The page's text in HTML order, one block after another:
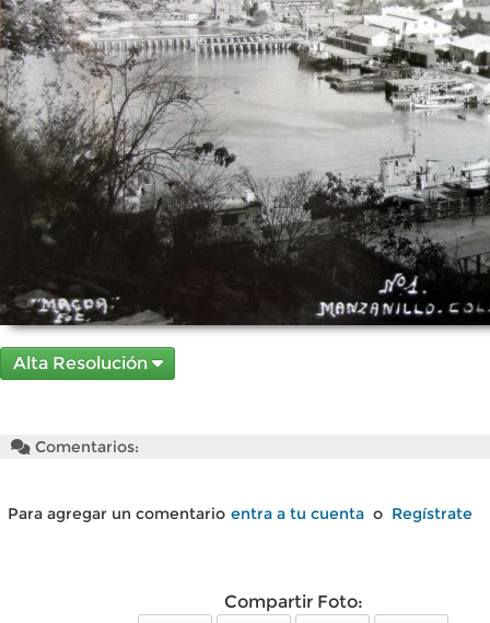
Alta Resolución
Comentarios:
Para agregar un comentario entra a tu cuenta o Regístrate
Compartir Foto: